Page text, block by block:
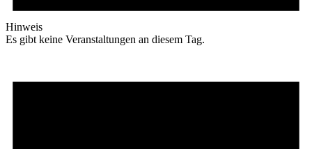
Hinweis
Es gibt keine Veranstaltungen an diesem Tag.